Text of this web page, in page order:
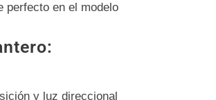
perfecto en el modelo
y luz direccional